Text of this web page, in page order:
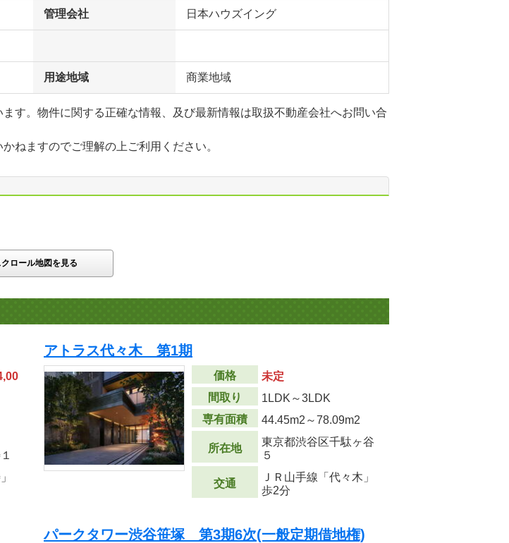
管理会社 日本ハウズイング
用途地域 商業地域
ます。物件に関する正確な情報、及び最新情報は取扱不動産会社へお問い合
ねますのでご理解の上ご利用ください。
クロール地図を見る
アトラス代々木 第1期
価格
未定
間取り
1LDK～3LDK
専有面積
44.45m2 ～78.09m2
所在地
東京都渋谷区千駄ヶ谷
５
交通
ＪＲ山手線「代々木」
歩2分
パークタワー渋谷笹塚 第3期6次(一般定期借地権)